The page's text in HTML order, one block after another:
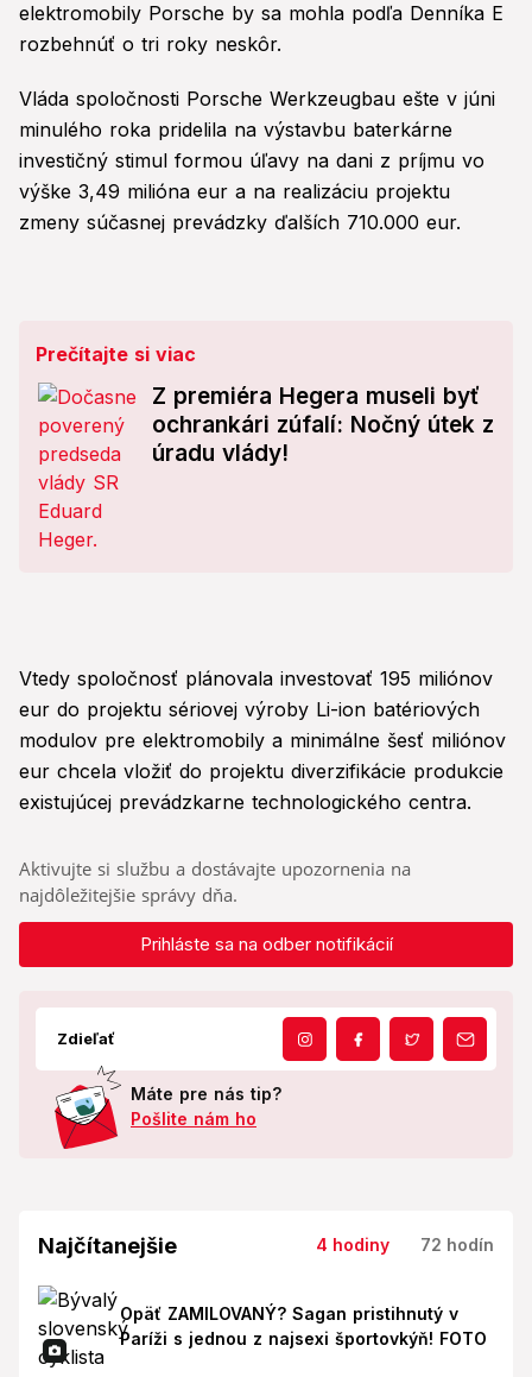
elektromobily Porsche by sa mohla podľa Denníka E
rozbehnúť o tri roky neskôr.
Vláda spoločnosti Porsche Werkzeugbau ešte v júni
minulého roka pridelila na výstavbu baterkárne
investičný stimul formou úľavy na dani z príjmu vo
výške 3,49 milióna eur a na realizáciu projektu
zmeny súčasnej prevádzky ďalších 710.000 eur.
Prečítajte si viac
Z premiéra Hegera museli byť
ochrankári zúfalí: Nočný útek z
úradu vlády!
Vtedy spoločnosť plánovala investovať 195 miliónov
eur do projektu sériovej výroby Li-ion batériových
modulov pre elektromobily a minimálne šesť miliónov
eur chcela vložiť do projektu diverzifikácie produkcie
existujúcej prevádzkarne technologického centra.
Aktivujte si službu a dostávajte upozornenia na
najdôležitejšie správy dňa.
Prihláste sa na odber notifikácií
Zdieľať
Máte pre nás tip?
Pošlite nám ho
Najčítanejšie 4 hodiny 72 hodín
Opäť ZAMILOVANÝ? Sagan pristihnutý v
Paríži s jednou z najsexi športovkýň! FOTO